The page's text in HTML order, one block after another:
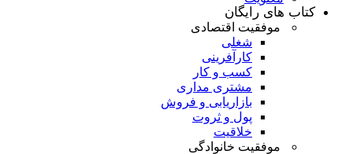
کتاب های رایگان
موفقیت اقتصادی
شغلی
کارآفرینی
کسب و کار
مشتری مداری
بازاریابی و فروش
پول و ثروت
خلاقیت
موفقیت خانوادگی